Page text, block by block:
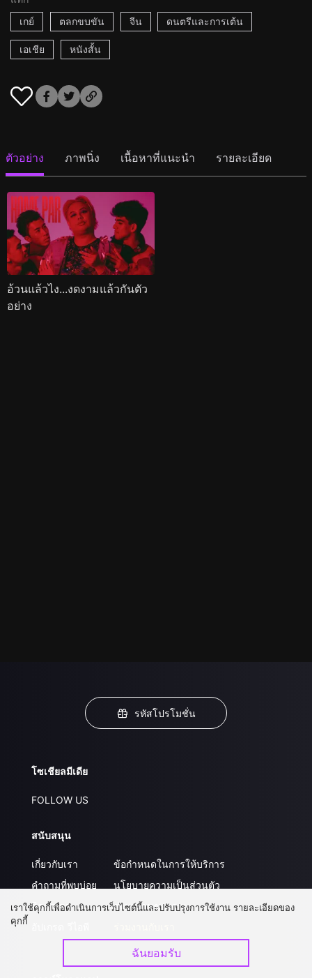
เกย์
ตลกขบขัน จีน ดนตรีและการเต้น
เอเชีย หนังสั้น
ตัวอย่าง ภาพนิ่ง เนื้อหาที่แนะนำ รายละเอียด
อ้วนแล้วไง...งดงามแล้วกันตัว
อย่าง
รหัสโปรโมชั่น
โซเชียลมีเดีย
FOLLOW US
สนับสนุน
เกี่ยวกับเรา
คำถามที่พบบ่อย
ติดต่อเรา
ข้อกำหนดในการให้บริการ
นโยบายความเป็นส่วนตัว
ส่งผลงานของคุณ
เราใช้คุกกี้เพื่อดำเนินการเว็บไซต์นี้และปรับปรุงการใช้งาน รายละเอียดของ
คุกกี้
ฉันยอมรับ